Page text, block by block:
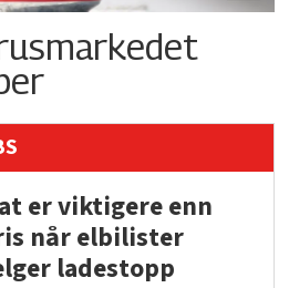
er viktigere enn
når elbilister
ladestopp